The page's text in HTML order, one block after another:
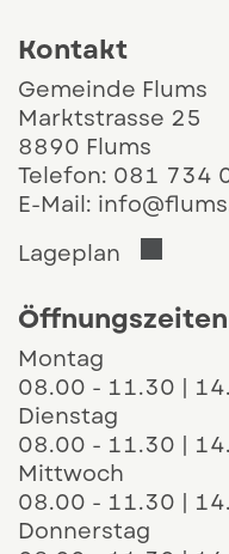
Kontakt
Gemeinde Flums
Marktstrasse 25
8890 Flums
Telefon: 081 734
E-Mail:
Lageplan
Öffnungszeiten
Montag
08.00 - 11.30 |
Dienstag
08.00 - 11.30 |
Mittwoch
08.00 - 11.30 |
Donnerstag